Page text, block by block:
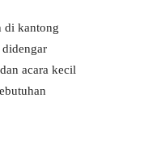
di kantong
acara kecil